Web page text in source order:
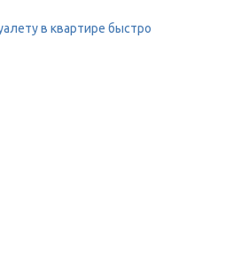
в квартире быстро